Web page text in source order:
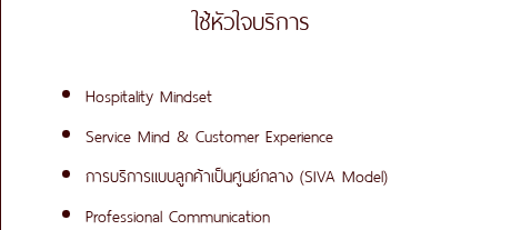
ใช้หัวใจบริการ
Hospitality Mindset
Service Mind & Customer Experience
การบริการแบบลูกค้าเป็นศูนย์กลาง (SIVA Model)
Professional Communication